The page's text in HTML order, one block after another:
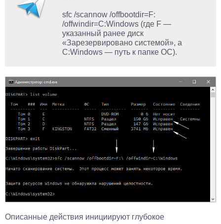
sfc /scannow /offbootdir=F:
/offwindir=C:Windows (где F —
указанный ранее диск
«Зарезервировано системой», а
C:Windows — путь к папке ОС).
Описанные действия инициируют глубокое